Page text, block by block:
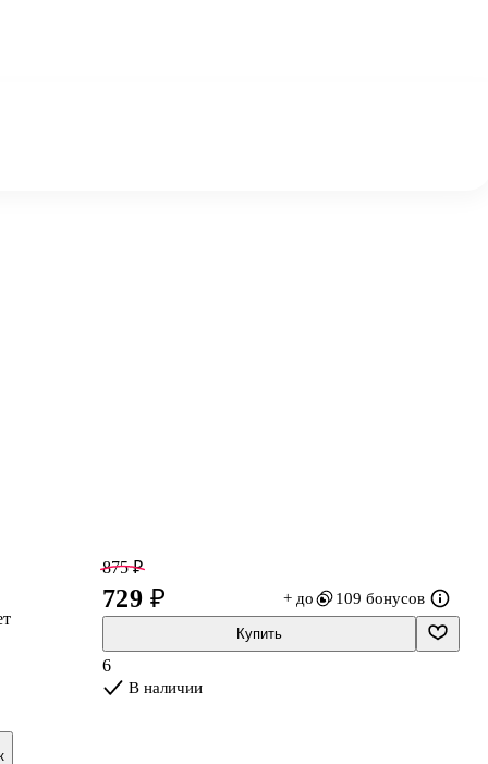
875 ₽
729 ₽ + до 109 бонусов
Купить
6
В наличии